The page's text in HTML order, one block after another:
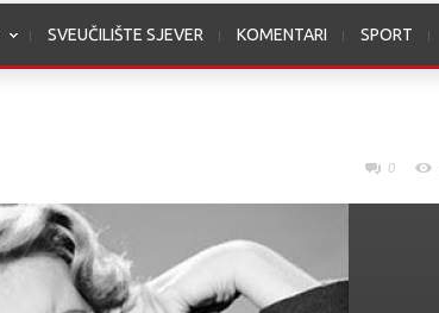
SVEUČILIŠTE SJEVER KOMENTARI SPORT
0